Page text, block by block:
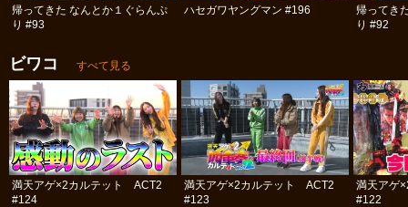
帰ってきた なんとか１ぐらんぷ
り #93
ハセガワヤングマン #196
帰ってき
り #92
ビワコ すべて見る
満天アゲ×2カルテット ACT2
#124
満天アゲ×2カルテット ACT2
#123
満天アゲ
#122